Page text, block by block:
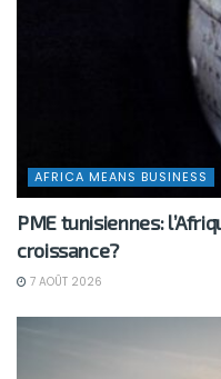
AFRICA MEANS BUSINESS
PME tunisiennes:
croissance?
7 AOÛT 2026